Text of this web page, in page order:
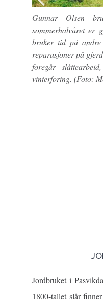
Gunnar Olsen
sommerhalvåret er
bruker tid på andre
reparasjoner på
foregår
vinterforing. (Foto:
Jordbruket i
1800-tallet slår